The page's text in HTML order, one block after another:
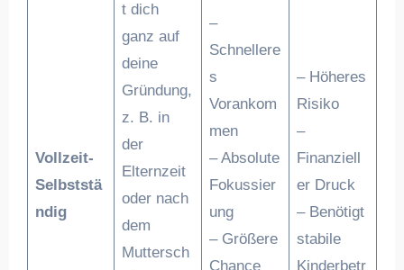
Vollzeit-
Selbststä
ndig
t dich
ganz auf
deine
Gründung,
z. B. in
der
Elternzeit
oder nach
dem
Muttersch
–
Schnellere
s
Vorankom
men
– Absolute
Fokussier
ung
– Größere
Chance
– Höheres
Risiko
–
Finanziell
er Druck
– Benötigt
stabile
Kinderbetr